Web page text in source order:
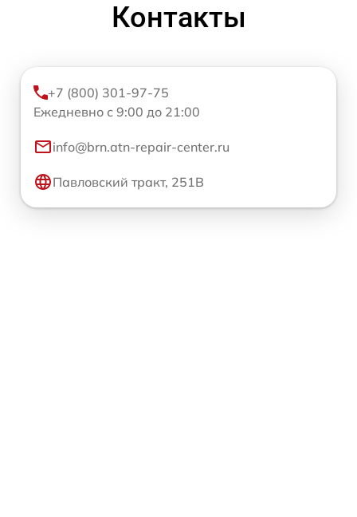
Контакты
+7 (800) 301-97-75
Ежедневно с 9:00 до 21:00
info@brn.atn-repair-center.ru
Павловский тракт, 251В